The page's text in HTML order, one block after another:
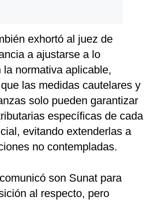
exhortó al juez de
a ajustarse a lo
la normativa aplicable,
las medidas cautelares y
solo pueden garantizar
específicas de cada
evitando extenderlas a
no contempladas.
son Sunat para
al respecto, pero